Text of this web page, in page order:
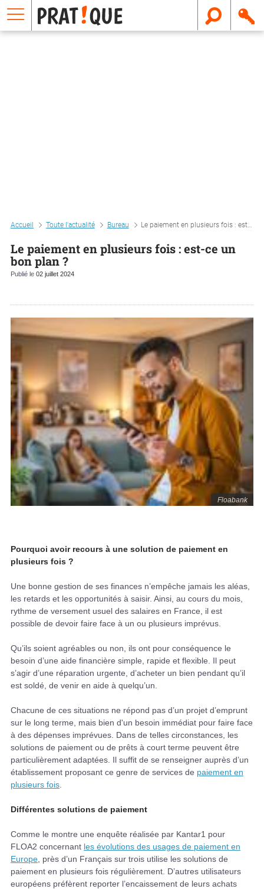
Accueil Toute l'actualité Bureau Le paiement en plusieurs fois : est-ce un bon plan ?
Le paiement en plusieurs fois : est-ce un
bon plan ?
Publié le 02 juillet 2024
Floabank
Pourquoi avoir recours à une solution de paiement en
plusieurs fois ?
Une bonne gestion de ses finances n’empêche jamais les aléas,
les retards et les opportunités à saisir. Ainsi, au cours du mois,
rythme de versement usuel des salaires en France, il est
possible de devoir faire face à un ou plusieurs imprévus.
Qu’ils soient agréables ou non, ils ont pour conséquence le
besoin d’une aide financière simple, rapide et flexible. Il peut
s’agir d’une réparation urgente, d’acheter un bien pendant qu’il
est soldé, de venir en aide à quelqu’un.
Chacune de ces situations ne répond pas d’un projet d’emprunt
sur le long terme, mais bien d'un besoin immédiat pour faire face
à des dépenses imprévues. Dans de telles circonstances, les
solutions de paiement ou de prêts à court terme peuvent être
particulièrement adaptées. Il suffit de se renseigner auprès d’un
établissement proposant ce genre de services de paiement en
plusieurs fois
Différentes solutions de paiement
Comme le montre une enquête réalisée par Kantar1 pour
FLOA2 concernant les évolutions des usages de paiement en
Europe , près d’un Français sur trois utilise les solutions de
paiement en plusieurs fois régulièrement. D’autres utilisateurs
européens préfèrent reporter l’encaissement de leurs achats
E
m
a